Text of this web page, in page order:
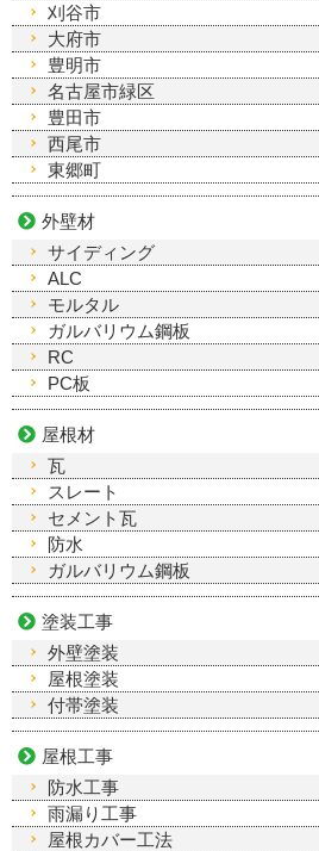
刈谷市
大府市
豊明市
名古屋市緑区
豊田市
西尾市
東郷町
外壁材
サイディング
ALC
モルタル
ガルバリウム鋼板
RC
PC板
屋根材
瓦
スレート
セメント瓦
防水
ガルバリウム鋼板
塗装工事
外壁塗装
屋根塗装
付帯塗装
屋根工事
防水工事
雨漏り工事
屋根カバー工法